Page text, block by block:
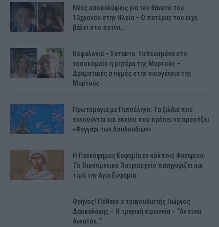
Νέες αποκαλύψεις για τον θάνατο του
13χρονου στην Ηλεία – Ο πατέρας του είχε
βάλει στο πατίνι…
Κεφαλονιά – Έκτακτο: Εσπευσμένα στο
νοσοκομείο η μητέρα της Μυρτούς –
Δραματικές στιγμές στην οικογένειά της
Μυρτούς
Πρωτομαγιά με Πανσέληνο: Τα ζώδια που
ευνοούνται και εκείνο που πρέπει να προσέξει
«Φεγγάρι των Λουλουδιών»
H Πανεύφημος Ευφημία εν κόλποις Φαναρίου-
Το Οικουμενικό Πατριαρχείο πανηγυρίζει και
τιμά την Αγία Ευφημία
Θρήνος! Πέθανε ο τραγουδιστής Γιώργος
Δασκαλάκης – Η τραγική ειρωνεία – “Αν είναι
δυνατόν…”